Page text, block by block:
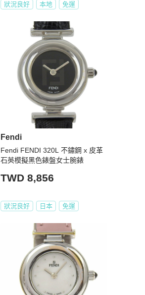
狀況良好 本地 免運
Fendi
Fendi FENDI 320L 不鏽鋼 x 皮革
石英模擬黑色錶盤女士腕錶
TWD 8,856
狀況良好 日本 免運